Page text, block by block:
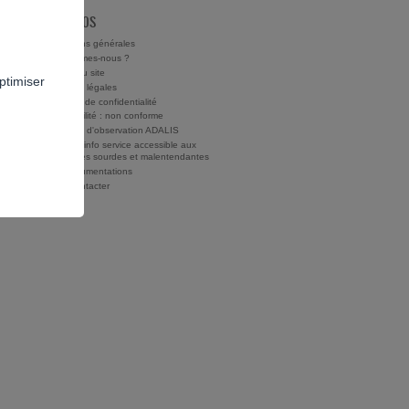
À PROPOS
Conditions générales
Qui sommes-nous ?
Charte du site
Mentions légales
Politique de confidentialité
Accessibilité : non conforme
Rapports d'observation ADALIS
Drogues info service accessible aux
personnes sourdes et malentendantes
Nos documentations
Nous contacter